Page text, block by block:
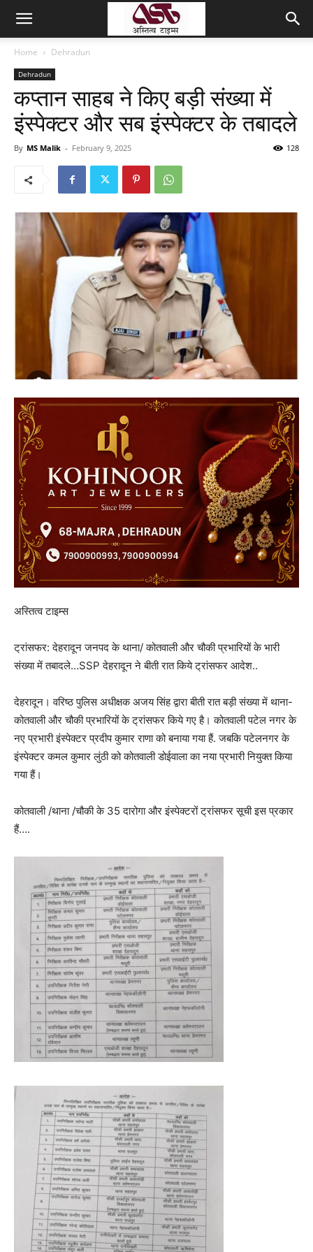
Home Dehradun
Dehradun
कप्तान साहब ने किए बड़ी संख्या में
इंस्पेक्टर और सब इंस्पेक्टर के तबादले
By MS Malik - February 9, 2025 128
अस्तित्व टाइम्स
ट्रांसफर: देहरादून जनपद के थाना/ कोतवाली और चौकी प्रभारियों के भारी
संख्या में तबादले…SSP देहरादून ने बीती रात किये ट्रांसफर आदेश..
देहरादून। वरिष्ठ पुलिस अधीक्षक अजय सिंह द्वारा बीती रात बड़ी संख्या में थाना-
कोतवाली और चौकी प्रभारियों के ट्रांसफर किये गए है। कोतवाली पटेल नगर के
नए प्रभारी इंस्पेक्टर प्रदीप कुमार राणा को बनाया गया हैं. जबकि पटेलनगर के
इंस्पेक्टर कमल कुमार लुंठी को कोतवाली डोईवाला का नया प्रभारी नियुक्त किया
गया हैं।
कोतवाली /थाना /चौकी के 35 दारोगा और इंस्पेक्टरों ट्रांसफर सूची इस प्रकार
हैं….